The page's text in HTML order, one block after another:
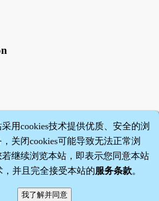
·沈药子©2008～2026
用cookies技术提供优质、安全的浏
关闭cookies可能导致无法正常浏
若继续浏览本站，即表示您同意本站
，并且完全接受本站的服务条款。